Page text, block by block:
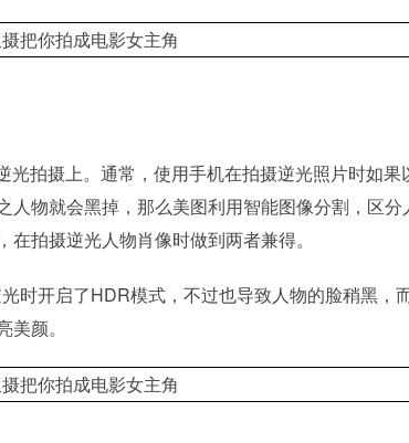
拍摄上。通常，使用手机在拍摄逆光照片时如果
物就会黑掉，那么美图利用智能图像分割，区分
拍摄逆光人物肖像时做到两者兼得。
时开启了HDR模式，不过也导致人物的脸稍黑，
颜。